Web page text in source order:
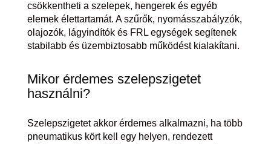
csökkentheti a szelepek, hengerek és egyéb
elemek élettartamát. A szűrők, nyomásszabályzók,
olajozók, lágyindítók és FRL egységek segítenek
stabilabb és üzembiztosabb működést kialakítani.
Mikor érdemes szelepszigetet
használni?
Szelepszigetet akkor érdemes alkalmazni, ha több
pneumatikus kört kell egy helyen, rendezett